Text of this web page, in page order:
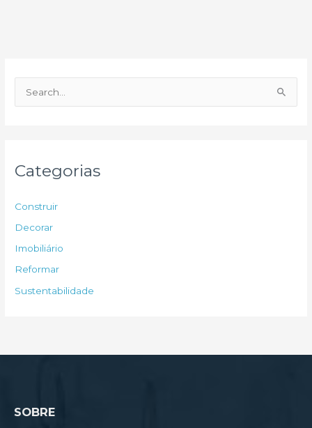
e
p
o
r
Categorias
Construir
Decorar
Imobiliário
Reformar
Sustentabilidade
SOBRE